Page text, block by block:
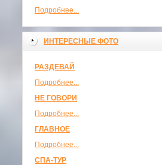
Подробнее...
ИНТЕРЕСНЫЕ ФОТО
РАЗДЕВАЙ
Подробнее...
НЕ ГОВОРИ
Подробнее...
ГЛАВНОЕ
Подробнее...
СПА-ТУР